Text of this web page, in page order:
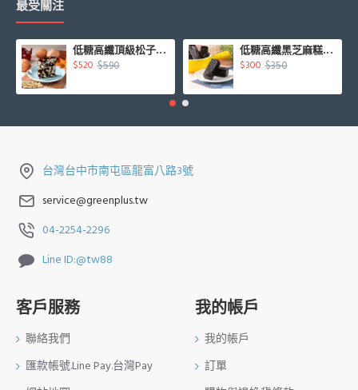
最受關注
低糖高纖頂級松子核桃糕450g/盒
$520 $590
低糖高纖黑芝麻糕500g/盒
$300 $350
台灣台中市南屯區龍富八路3號
service@greenplus.tw
04-2254-2296
Line ID:@tw88
客戶服務
聯絡我們
匯款帳號.Line Pay.台灣Pay
我的帳戶
我的帳戶
訂單